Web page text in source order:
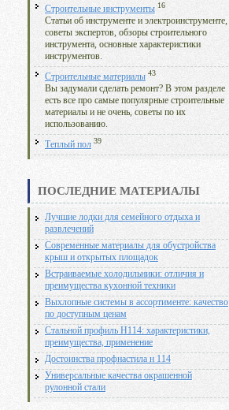
Строительные инструменты 16
Статьи об инструменте и электроинструменте,
советы экспертов, обзоры строительного
инструмента, основные характеристики
инструментов.
Строительные материалы 43
Вы задумали сделать ремонт? В этом разделе
есть все про самые популярные строительные
материалы и не очень, советы по их
использованию.
Теплый пол 39
ПОСЛЕДНИЕ МАТЕРИАЛЫ
Лучшие лодки для семейного отдыха и
развлечений
Современные материалы для обустройства
крыш и открытых площадок
Встраиваемые холодильники: отличия и
преимущества кухонной техники
Выхлопные системы в ассортименте: качество
по доступным ценам
Стальной профиль Н114: характеристики,
преимущества, применение
Достоинства профнастила н 114
Универсальные качества окрашенной
рулонной стали